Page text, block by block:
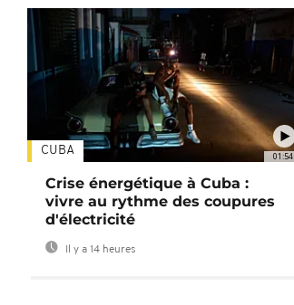
01:54
CUBA
Crise énergétique à Cuba :
vivre au rythme des coupures
d'électricité
Il y a 14 heures